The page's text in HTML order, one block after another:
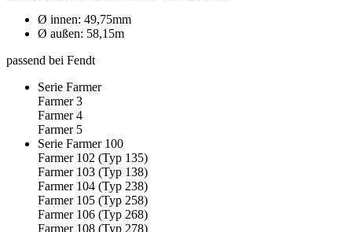
Ø innen: 49,75mm
Ø außen: 58,15m
passend bei Fendt
Serie Farmer
Farmer 3
Farmer 4
Farmer 5
Serie Farmer 100
Farmer 102 (Typ 135)
Farmer 103 (Typ 138)
Farmer 104 (Typ 238)
Farmer 105 (Typ 258)
Farmer 106 (Typ 268)
Farmer 108 (Typ 278)